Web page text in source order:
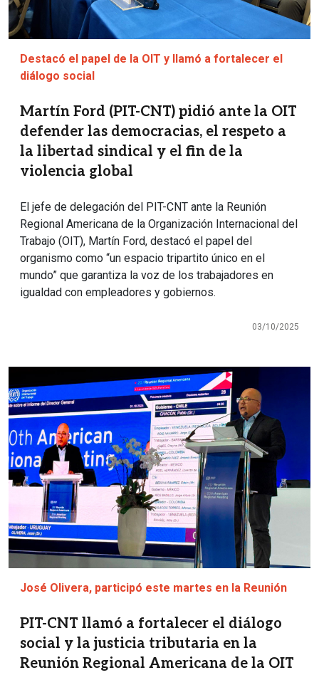
Destacó el papel de la OIT y llamó a fortalecer el
diálogo social
Martín Ford (PIT-CNT) pidió ante la OIT
defender las democracias, el respeto a
la libertad sindical y el fin de la
violencia global
El jefe de delegación del PIT-CNT ante la Reunión
Regional Americana de la Organización Internacional del
Trabajo (OIT), Martín Ford, destacó el papel del
organismo como “un espacio tripartito único en el
mundo” que garantiza la voz de los trabajadores en
igualdad con empleadores y gobiernos.
03/10/2025
José Olivera, participó este martes en la Reunión
PIT-CNT llamó a fortalecer el diálogo
social y la justicia tributaria en la
Reunión Regional Americana de la OIT